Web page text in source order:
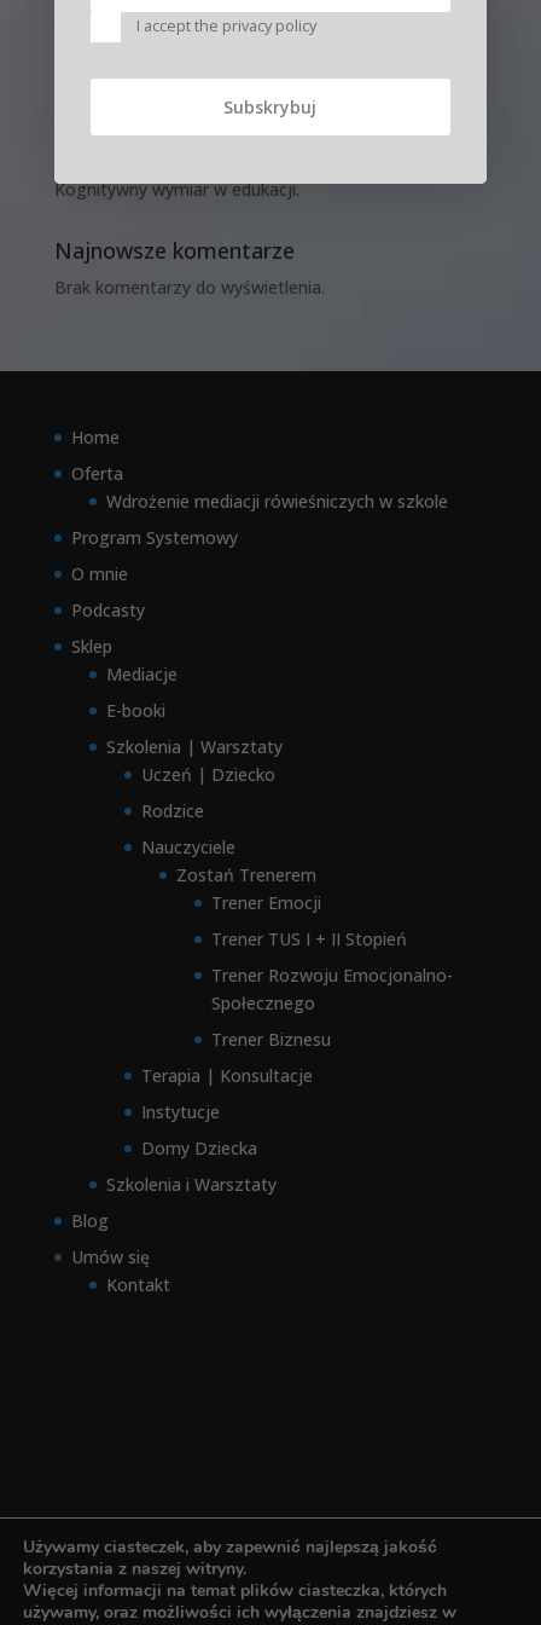
Jabłoński
strategie według Dreikursa.
W Onet.pl artykuł o moim podcaście.
Kognitywny wymiar w edukacji.
Najnowsze komentarze
Brak komentarzy do wyświetlenia.
Home
Oferta
Wdrożenie mediacji rówieśniczych w szkole
Program Systemowy
O mnie
Podcasty
Sklep
Mediacje
E-booki
Szkolenia | Warsztaty
Uczeń | Dziecko
Rodzice
Nauczyciele
Zostań Trenerem
Trener Emocji
Trener TUS I + II Stopień
Trener Rozwoju Emocjonalno-
Społecznego
Trener Biznesu
Terapia | Konsultacje
Instytucje
Domy Dziecka
Szkolenia i Warsztaty
Blog
Umów się
Kontakt
I accept the privacy policy
Używamy ciasteczek, aby zapewnić najlepszą jakość
korzystania z naszej witryny.
Więcej informacji na temat plików ciasteczka, których
używamy, oraz możliwości ich wyłączenia znajdziesz w